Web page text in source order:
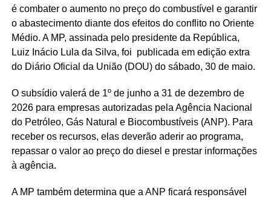
é combater o aumento no preço do combustível e garantir
o abastecimento diante dos efeitos do conflito no Oriente
Médio. A MP, assinada pelo presidente da República,
Luiz Inácio Lula da Silva, foi publicada em edição extra
do Diário Oficial da União (DOU) do sábado, 30 de maio.
O subsídio valerá de 1º de junho a 31 de dezembro de
2026 para empresas autorizadas pela Agência Nacional
do Petróleo, Gás Natural e Biocombustíveis (ANP). Para
receber os recursos, elas deverão aderir ao programa,
repassar o valor ao preço do diesel e prestar informações
à agência.
A MP também determina que a ANP ficará responsável